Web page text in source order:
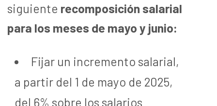
siguiente recomposición salarial
para los meses de mayo y junio:
Fijar un incremento salarial,
a partir del 1 de mayo de 2025,
del 6% sobre los salarios